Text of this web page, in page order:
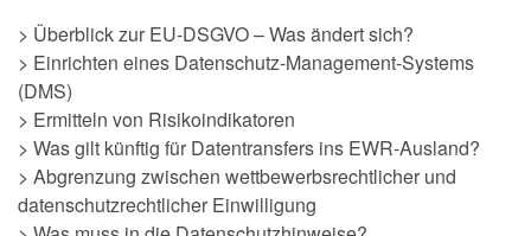
> Überblick zur EU-DSGVO – Was ändert sich?
> Einrichten eines Datenschutz-Management-Systems
(DMS)
> Ermitteln von Risikoindikatoren
> Was gilt künftig für Datentransfers ins EWR-Ausland?
> Abgrenzung zwischen wettbewerbsrechtlicher und
datenschutzrechtlicher Einwilligung